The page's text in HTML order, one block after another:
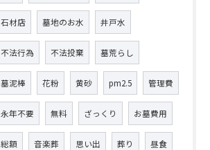
石材店 墓地のお水 井戸水
不法行為 不法投棄 墓荒らし
墓泥棒 花粉 黄砂 pm2.5 管理費
永年不要 無料 ざっくり お墓費用
総額 音楽葬 思い出 葬り 昼食